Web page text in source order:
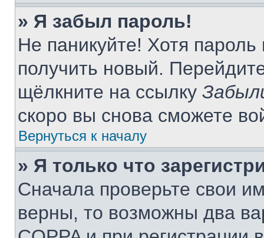
» Я забыл пароль!
Не паникуйте! Хотя
получить новый.
щёлкните на ссылку
скоро вы снова сможете
Вернуться к началу
» Я только что
Сначала проверьте свои
верны, то возможны два